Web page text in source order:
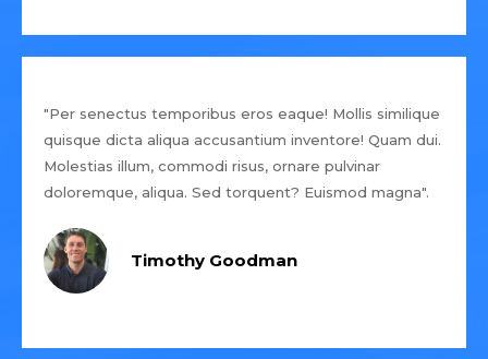
"Per senectus temporibus eros eaque! Mollis similique
quisque dicta aliqua accusantium inventore! Quam dui.
Molestias illum, commodi risus, ornare pulvinar
doloremque, aliqua. Sed torquent? Euismod magna".
Timothy Goodman